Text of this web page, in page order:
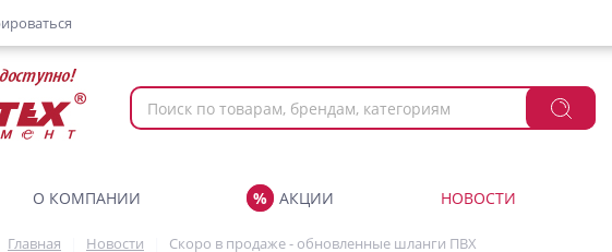
О КОМПАНИИ АКЦИИ НОВОСТИ
Главная Новости Скоро в продаже - обновленные шланги ПВХ